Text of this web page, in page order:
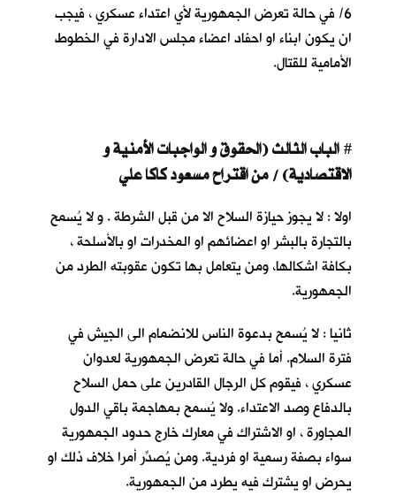
6/ في حالة تعرض الجمهورية لأي اعتداء عسكري ، فيجب
ان يكون ابناء او احفاد اعضاء مجلس الادارة في الخطوط
الأمامية للقتال.
# الباب الثالث (الحقوق و الواجبات الأمنية و
الاقتصادية) / من اقتراح مسعود كاكا علي
اولا : لا يجوز حيازة السلاح الا من قبل الشرطة . و لا يُسمح
بالتجارة بالبشر او اعضائهم او المخدرات او بالأسلحة ،
بكافة اشكالها، ومن يتعامل بها تكون عقوبته الطرد من
الجمهورية.
ثانيا : لا يُسمح بدعوة الناس للانضمام الى الجيش في
فترة السلام. أما في حالة تعرض الجمهورية لعدوان
عسكري ، فيقوم كل الرجال القادرين على حمل السلاح
بالدفاع وصد الاعتداء. ولا يُسمح بمهاجمة باقي الدول
المجاورة ، او الاشتراك في معارك خارج حدود الجمهورية
سواء بصفة رسمية او فردية. ومن يُصدِّر أمرا خلاف ذلك او
يحرض او يشترك فيه يطرد من الجمهورية.